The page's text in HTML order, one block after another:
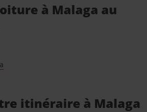
à Malaga au
itinéraire à Malaga